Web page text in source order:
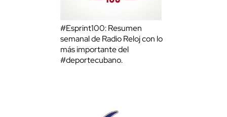
#Esprint100: Resumen
semanal de Radio Reloj con lo
más importante del
#deportecubano.